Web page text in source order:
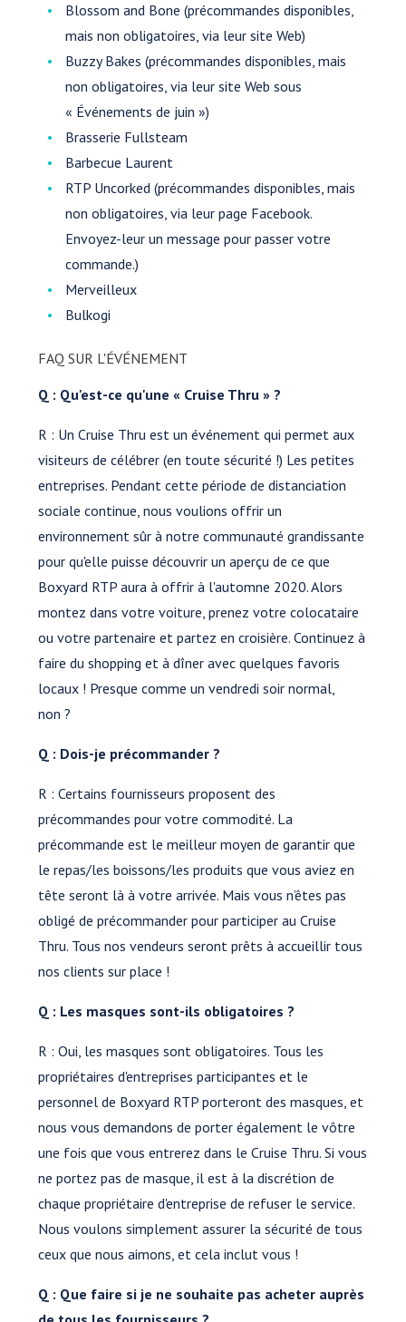
Blossom and Bone (précommandes disponibles,
mais non obligatoires, via leur site Web)
Buzzy Bakes (précommandes disponibles, mais
non obligatoires, via leur site Web sous
« Événements de juin »)
Brasserie Fullsteam
Barbecue Laurent
RTP Uncorked (précommandes disponibles, mais
non obligatoires, via leur page Facebook.
Envoyez-leur un message pour passer votre
commande.)
Merveilleux
Bulkogi
FAQ SUR L'ÉVÉNEMENT
Q : Qu'est-ce qu'une « Cruise Thru » ?
R : Un Cruise Thru est un événement qui permet aux
visiteurs de célébrer (en toute sécurité !) Les petites
entreprises. Pendant cette période de distanciation
sociale continue, nous voulions offrir un
environnement sûr à notre communauté grandissante
pour qu'elle puisse découvrir un aperçu de ce que
Boxyard RTP aura à offrir à l'automne 2020. Alors
montez dans votre voiture, prenez votre colocataire
ou votre partenaire et partez en croisière. Continuez à
faire du shopping et à dîner avec quelques favoris
locaux ! Presque comme un vendredi soir normal,
non ?
Q : Dois-je précommander ?
R : Certains fournisseurs proposent des
précommandes pour votre commodité. La
précommande est le meilleur moyen de garantir que
le repas/les boissons/les produits que vous aviez en
tête seront là à votre arrivée. Mais vous n’êtes pas
obligé de précommander pour participer au Cruise
Thru. Tous nos vendeurs seront prêts à accueillir tous
nos clients sur place !
Q : Les masques sont-ils obligatoires ?
R : Oui, les masques sont obligatoires. Tous les
propriétaires d'entreprises participantes et le
personnel de Boxyard RTP porteront des masques, et
nous vous demandons de porter également le vôtre
une fois que vous entrerez dans le Cruise Thru. Si vous
ne portez pas de masque, il est à la discrétion de
chaque propriétaire d'entreprise de refuser le service.
Nous voulons simplement assurer la sécurité de tous
ceux que nous aimons, et cela inclut vous !
Q : Que faire si je ne souhaite pas acheter auprès